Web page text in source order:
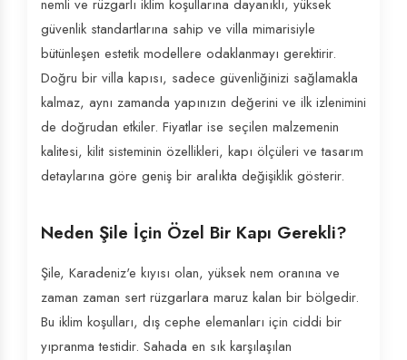
nemli ve rüzgarlı iklim koşullarına dayanıklı, yüksek
güvenlik standartlarına sahip ve villa mimarisiyle
bütünleşen estetik modellere odaklanmayı gerektirir.
Doğru bir villa kapısı, sadece güvenliğinizi sağlamakla
kalmaz, aynı zamanda yapınızın değerini ve ilk izlenimini
de doğrudan etkiler. Fiyatlar ise seçilen malzemenin
kalitesi, kilit sisteminin özellikleri, kapı ölçüleri ve tasarım
detaylarına göre geniş bir aralıkta değişiklik gösterir.
Neden Şile İçin Özel Bir Kapı Gerekli?
Şile, Karadeniz'e kıyısı olan, yüksek nem oranına ve
zaman zaman sert rüzgarlara maruz kalan bir bölgedir.
Bu iklim koşulları, dış cephe elemanları için ciddi bir
yıpranma testidir. Sahada en sık karşılaşılan